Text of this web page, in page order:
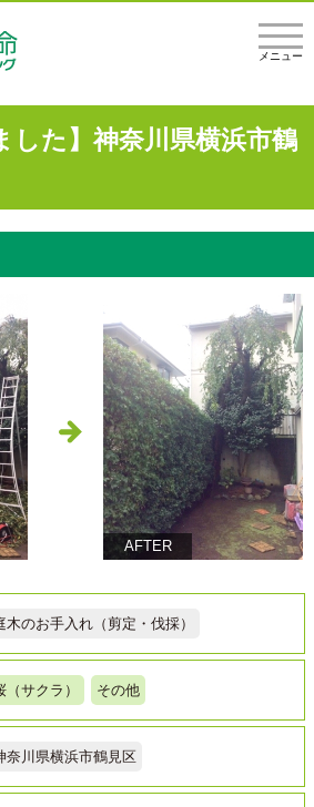
メニュー
した】神奈川県横浜市鶴
AFTER
木のお手入れ（剪定・伐採）
（サクラ） その他
奈川県横浜市鶴見区